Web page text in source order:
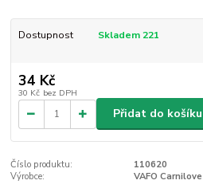
Dostupnost Skladem 221
34 Kč
30 Kč bez DPH
Přidat do košíku
Číslo produktu:
110620
Výrobce:
VAFO